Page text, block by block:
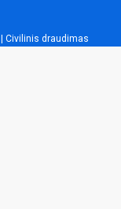
Civilinis draudimas